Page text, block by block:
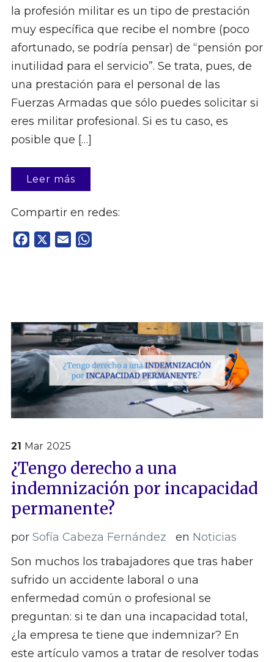
la profesión militar es un tipo de prestación
muy específica que recibe el nombre (poco
afortunado, se podría pensar) de “pensión por
inutilidad para el servicio”. Se trata, pues, de
una prestación para el personal de las
Fuerzas Armadas que sólo puedes solicitar si
eres militar profesional. Si es tu caso, es
posible que […]
Leer más
Compartir en redes:
Facebook Email
21 Mar 2025
¿Tengo derecho a una
indemnización por incapacidad
permanente?
por Sofía Cabeza Fernández en Noticias
Son muchos los trabajadores que tras haber
sufrido un accidente laboral o una
enfermedad común o profesional se
preguntan: si te dan una incapacidad total,
¿la empresa te tiene que indemnizar? En
este artículo vamos a tratar de resolver todas